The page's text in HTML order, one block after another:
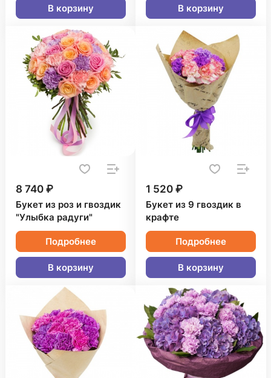
В корзину В корзину
8 740 ₽
Букет из роз и гвоздик
"Улыбка радуги"
Подробнее
В корзину
1 520 ₽
Букет из 9 гвоздик в
крафте
Подробнее
В корзину